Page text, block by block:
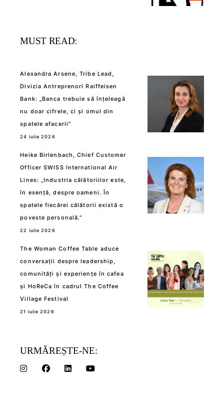
MUST READ:
Alexandra Arsene, Tribe Lead,
Divizia Antreprenori Raiffeisen
Bank: „Banca trebuie să înțeleagă
nu doar cifrele, ci și omul din
spatele afacerii”
24 iulie 2026
Heike Birlenbach, Chief Customer
Officer SWISS International Air
Lines: „Industria călătoriilor este,
în esență, despre oameni. În
spatele fiecărei călătorii există o
poveste personală.”
22 iulie 2026
The Woman Coffee Table aduce
conversații despre leadership,
comunități și experiențe în cafea
și HoReCa în cadrul The Coffee
Village Festival
21 iulie 2026
URMĂREȘTE-NE: